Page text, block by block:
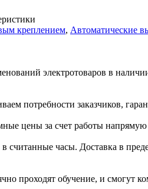
креплением, Автоматические
электротоваров в
потребности заказчиков,
цены за счет работы
считанные часы. Доставка в
проходят обучение, и смогут